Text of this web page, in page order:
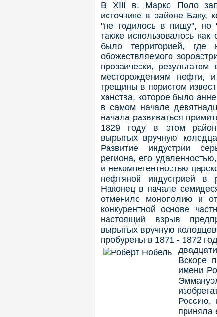
В XIII в. Марко Поло
источнике в районе Баку,
"не годилось в пищу", но
также использовалось
было территорией, где
обожествляемого
прозаически,
месторождениям нефти,
трещины в пористом
ханства, которое было
в самом начале
начала развиваться
1829 году в этом
вырытых вручную
Развитие индустрии
региона, его
и некомпетентностью
нефтяной индустрией в
Наконец в начале
отменило монополию и
конкурентной основе
настоящий взрыв
вырытых вручную
пробурены в 1871 - 1872
Вскоре
имени
Россию,
приняла